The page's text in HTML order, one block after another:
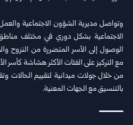
وتواصل مديرية الشؤون الاجتماعية والعمل
الاجتماعية بشكل دوري في مختلف
الوصول إلى الأسر المتضررة من النزوح
مع التركيز على الفئات الأكثر هشاشة كأسر
من خلال جولات ميدانية لتقييم الحالات
بالتنسيق مع الجهات المعنية.